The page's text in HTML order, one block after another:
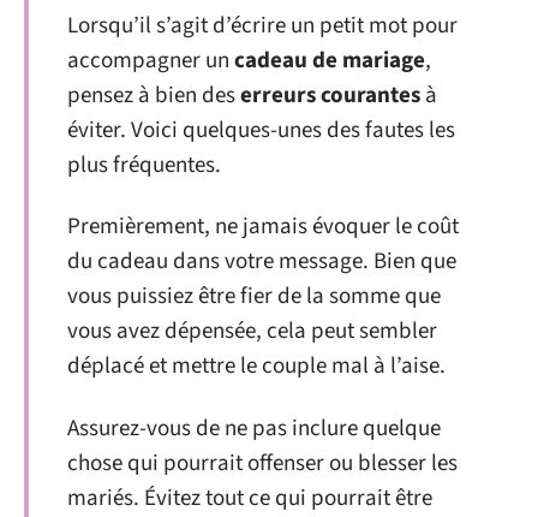
Lorsqu’il s’agit d’écrire un petit mot pour
accompagner uncadeau de mariage,
pensez à bien deserreurs courantesà
éviter. Voici quelques-unes des fautes les
plus fréquentes.
Premièrement, ne jamais évoquer le coût
du cadeau dans votre message. Bien que
vous puissiez être fier de la somme que
vous avez dépensée, cela peut sembler
déplacé et mettre le couple mal à l’aise.
Assurez-vous de ne pas inclure quelque
chose qui pourrait offenser ou blesser les
mariés. Évitez tout ce qui pourrait être